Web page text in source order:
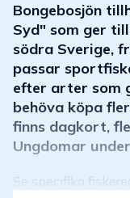
Bongebosjön
Syd" som ger
södra Sverige,
passar
efter arter som
behöva köpa
finns dagkort,
Ungdomar
Se specifika